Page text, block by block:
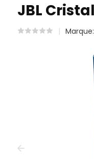
JBL
Marque: